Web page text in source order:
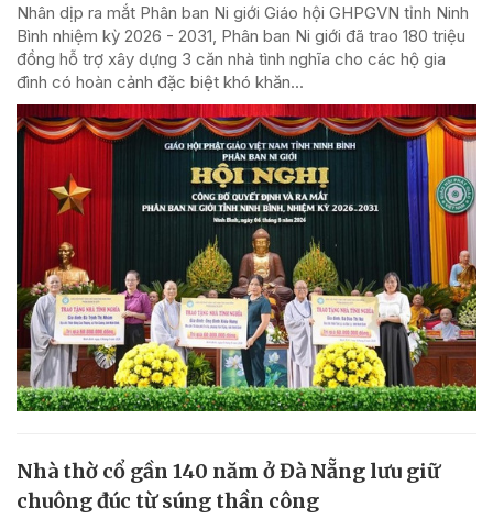
Nhân dịp ra mắt Phân ban Ni giới Giáo hội GHPGVN tỉnh Ninh
Bình nhiệm kỳ 2026 - 2031, Phân ban Ni giới đã trao 180 triệu
đồng hỗ trợ xây dựng 3 căn nhà tình nghĩa cho các hộ gia
đình có hoàn cảnh đặc biệt khó khăn...
Nhà thờ cổ gần 140 năm ở Đà Nẵng lưu giữ
chuông đúc từ súng thần công